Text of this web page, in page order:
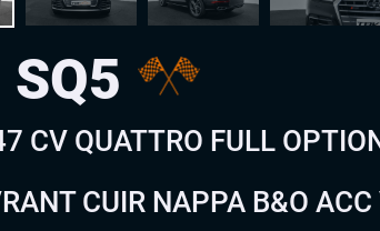
SQ5
CV QUATTRO FULL
CUIR NAPPA B&O